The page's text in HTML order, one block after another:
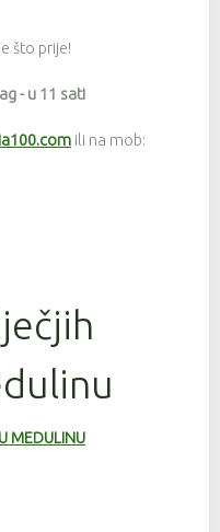
što prije!
- u 11 sati
ili na mob:
MEDULINU